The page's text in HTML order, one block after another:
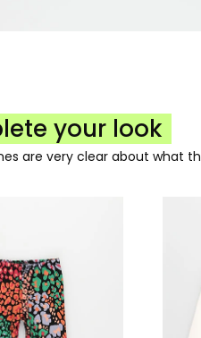
your look
are very clear about what